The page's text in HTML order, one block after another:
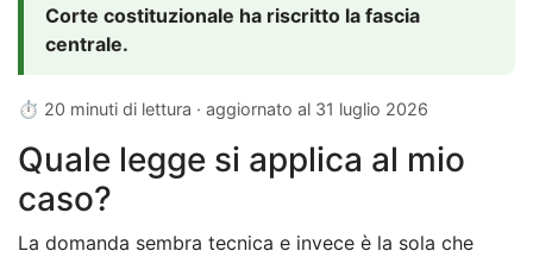
Corte costituzionale ha riscritto la fascia
centrale.
⏱ 20 minuti di lettura · aggiornato al 31 luglio 2026
Quale legge si applica al mio
caso?
La domanda sembra tecnica e invece è la sola che